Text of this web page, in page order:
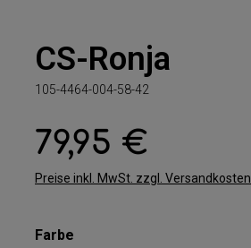
CS-Ronja
105-4464-004-58-42
Regulärer Preis:
79,95 €
Preise inkl. MwSt. zzgl. Versandkosten
Farbe